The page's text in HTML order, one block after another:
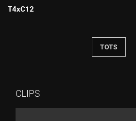
T4xC12
TOTS
CLIPS